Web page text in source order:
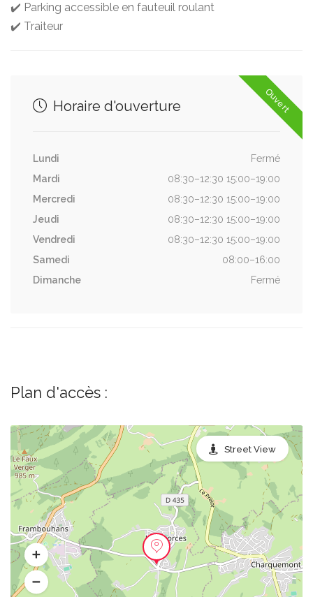
✔️ Parking accessible en fauteuil roulant
✔️ Traiteur
Ouvert
Horaire d'ouverture
Lundi
Fermé
Mardi
08:30–12:30 15:00–19:00
Mercredi
08:30–12:30 15:00–19:00
Jeudi
08:30–12:30 15:00–19:00
Vendredi
08:30–12:30 15:00–19:00
Samedi
08:00–16:00
Dimanche
Fermé
Plan d'accès :
Street View